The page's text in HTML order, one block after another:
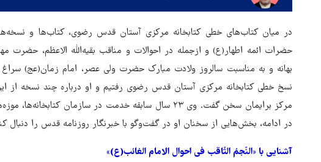
در میان کتاب‌های خطی کتابخانه مرکزی آستان قدس رضوی، کتاب‌ها و
حضرات ائمه اطهار(ع) و ازجمله در احوالات و مناقب بقیه‌الله الاعظم، حضرت
بهانه و به مناسبت سالروز ولادت مبارک حضرت ولی عصر، امام زمان(عج)
نسخ خطی کتابخانه مرکزی آستان قدس رضوی رفتیم و او درباره چند نسخه از
مرکز برایمان سخن گفت. وی ۲۳ سال سابقه خدمت در سازمان
در ادامه، بخش‌هایی از سخنان او در گفت‌وگو با خبرنگار روزنامه قدس را دنبال
آشنایی با «النّجمُ الثّاقب فی احوال الامام الغائب(ع)»